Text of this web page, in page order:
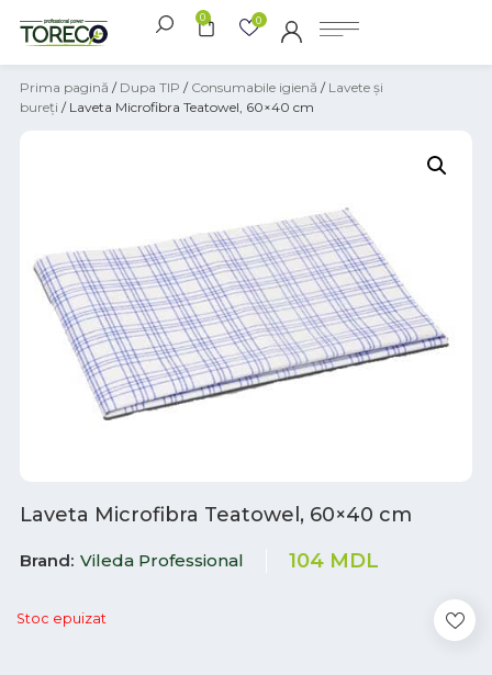
0 0
Prima pagină / Dupa TIP / Consumabile igienă / Lavete și
bureți / Laveta Microfibra Teatowel, 60×40 cm
Laveta Microfibra Teatowel, 60×40 cm
Brand Vileda Professional 104 MDL
Stoc epuizat